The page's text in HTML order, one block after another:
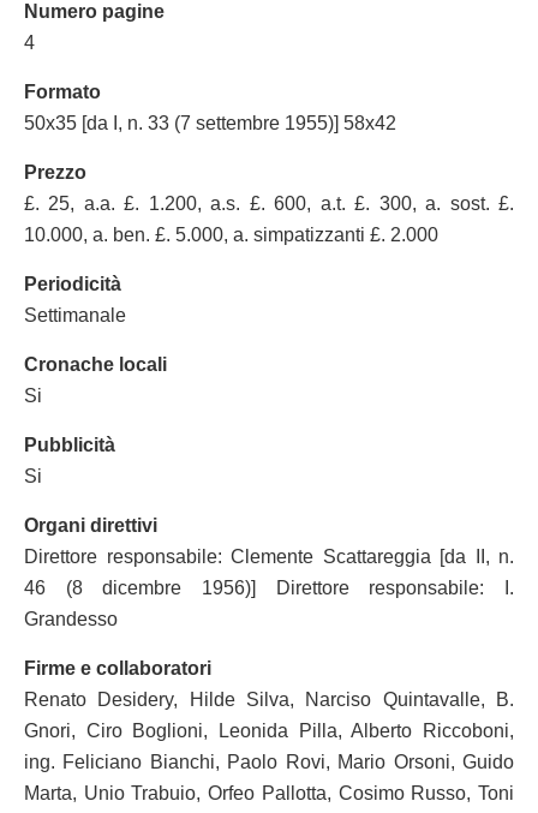
Numero pagine
4
Formato
50x35 [da I, n. 33 (7 settembre 1955)] 58x42
Prezzo
£. 25, a.a. £. 1.200, a.s. £. 600, a.t. £. 300, a. sost. £.
10.000, a. ben. £. 5.000, a. simpatizzanti £. 2.000
Periodicità
Settimanale
Cronache locali
Si
Pubblicità
Si
Organi direttivi
Direttore responsabile: Clemente Scattareggia [da II, n.
46 (8 dicembre 1956)] Direttore responsabile: I.
Grandesso
Firme e collaboratori
Renato Desidery, Hilde Silva, Narciso Quintavalle, B.
Gnori, Ciro Boglioni, Leonida Pilla, Alberto Riccoboni,
ing. Feliciano Bianchi, Paolo Rovi, Mario Orsoni, Guido
Marta, Unio Trabuio, Orfeo Pallotta, Cosimo Russo, Toni